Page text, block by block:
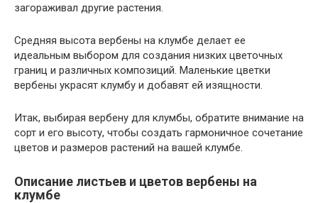
загораживал другие растения.
Средняя высота вербены на клумбе делает ее
идеальным выбором для создания низких цветочных
границ и различных композиций. Маленькие цветки
вербены украсят клумбу и добавят ей изящности.
Итак, выбирая вербену для клумбы, обратите внимание на
сорт и его высоту, чтобы создать гармоничное сочетание
цветов и размеров растений на вашей клумбе.
Описание листьев и цветов вербены на
клумбе